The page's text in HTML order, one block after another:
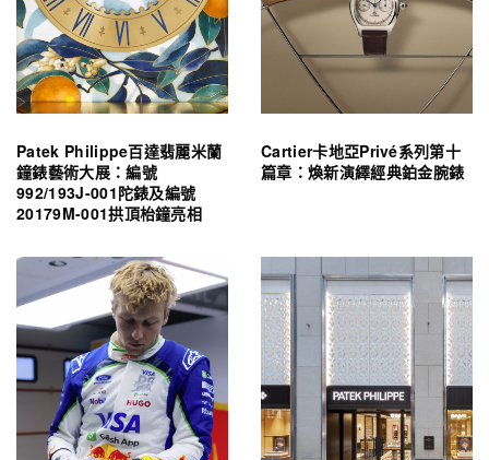
Patek Philippe百達翡麗米蘭
鐘錶藝術大展：編號
992/193J-001陀錶及編號
20179M-001拱頂枱鐘亮相
Cartier卡地亞Privé系列第十
篇章：煥新演繹經典鉑金腕錶